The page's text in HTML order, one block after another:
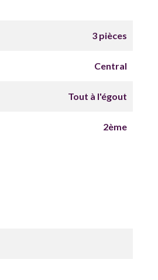
3 pièces
Central
Tout à l'égout
2ème